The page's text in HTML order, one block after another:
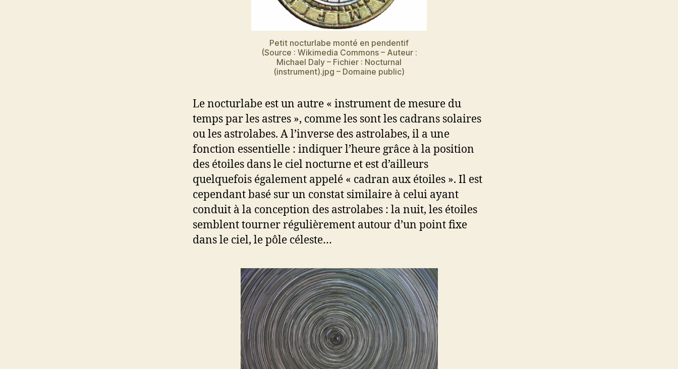
Petit nocturlabe monté en pendentif
(Source : Wikimedia Commons – Auteur :
Michael Daly – Fichier : Nocturnal
(instrument).jpg – Domaine public)
Le nocturlabe est un autre « instrument de mesure du
temps par les astres », comme les sont les cadrans solaires
ou les astrolabes. A l’inverse des astrolabes, il a une
fonction essentielle : indiquer l’heure grâce à la position
des étoiles dans le ciel nocturne et est d’ailleurs
quelquefois également appelé « cadran aux étoiles ». Il est
cependant basé sur un constat similaire à celui ayant
conduit à la conception des astrolabes : la nuit, les étoiles
semblent tourner régulièrement autour d’un point fixe
dans le ciel, le pôle céleste…